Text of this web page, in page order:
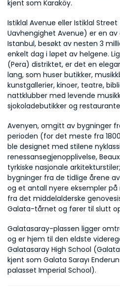
kjent som Karaköy.
Istiklal Avenue eller Istiklal
Uavhengighet Avenue) er en
Istanbul, besøkt av nesten 3
enkelt dag i løpet av helgene.
(Pera) distriktet, er det en
lang, som huser butikker,
kunstgallerier, kinoer, teatre,
nattklubber med levende
sjokoladebutikker og
Avenyen, omgitt av bygninger
perioden (for det meste fra
ble designet med stilene
renessansegjenopplivelse,
tyrkiske nasjonale
bygninger fra de tidlige årene
og et antall nyere eksempler
fra det middelalderske
Galata-tårnet og fører til slutt
Galatasaray-plassen ligger
og er hjem til den eldste
Galatasaray High School
kjent som Galata Sarayı
palasset Imperial School).